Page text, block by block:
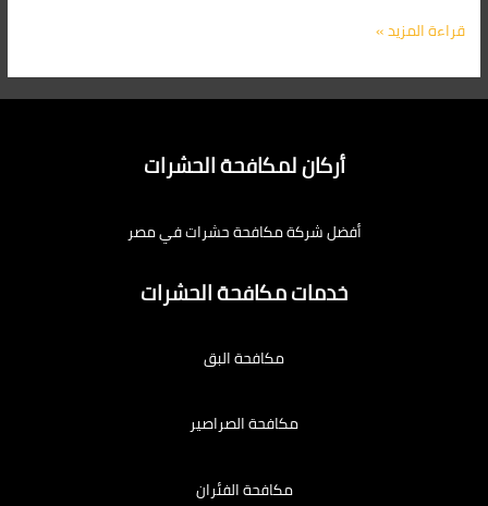
قراءة المزيد »
أركان لمكافحة الحشرات
أفضل شركة مكافحة حشرات في مصر
خدمات مكافحة الحشرات
مكافحة البق
مكافحة الصراصير
مكافحة الفئران